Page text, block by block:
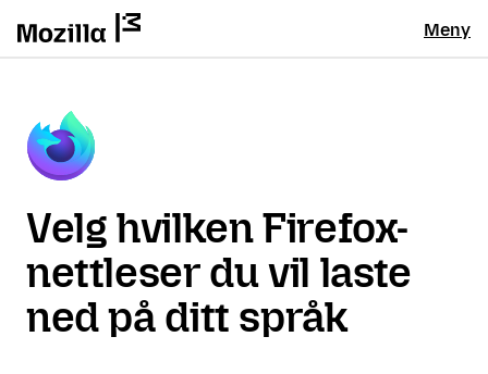
Meny
Velg hvilken Firefox-
nettleser du vil laste
ned på ditt språk